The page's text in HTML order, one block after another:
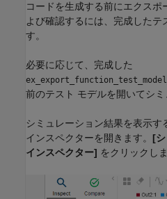
コードを生成する前にエクス
よび確認するには、完成したテ
す。
必要に応じて、完成した
前のテスト モデルを開いてシミ
シミュレーション結果を表示
インスペクターを開きます。 [シ
インスペクター] をクリックしま